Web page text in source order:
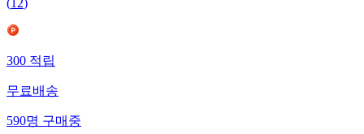
(12)
300적립
무료배송
590명구매중